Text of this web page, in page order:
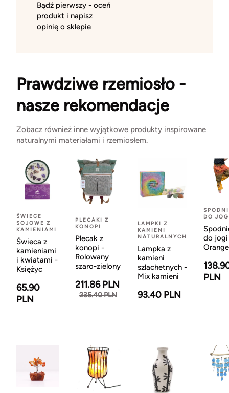
Bądź pierwszy - oceń
produkt i napisz
opinię o sklepie
Prawdziwe rzemiosło -
nasze rekomendacje
Zobacz również inne wyjątkowe produkty inspirowane
naturalnymi materiałami i rzemiosłem.
ŚWIECE
SOJOWE Z
KAMIENIAMI
Świeca z
kamieniami
i kwiatami -
Księżyc
65.90
PLN
PLECAKI Z
KONOPI
Plecak z
konopi -
Rolowany
szaro-zielony
211.86 PLN
235.40 PLN
LAMPKI Z
KAMIENI
NATURALNYCH
Lampka z
kamieni
szlachetnych -
Mix kamieni
93.40 PLN
DO
do
Orange
PLN